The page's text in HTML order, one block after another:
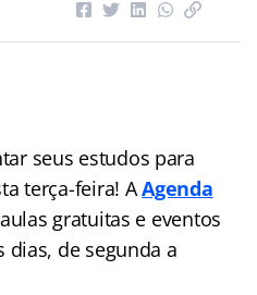
seus estudos para
terça-feira! AAgenda
gratuitas e eventos
dias, de segunda a